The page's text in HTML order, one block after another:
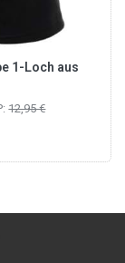
1-Loch aus
12,95 €